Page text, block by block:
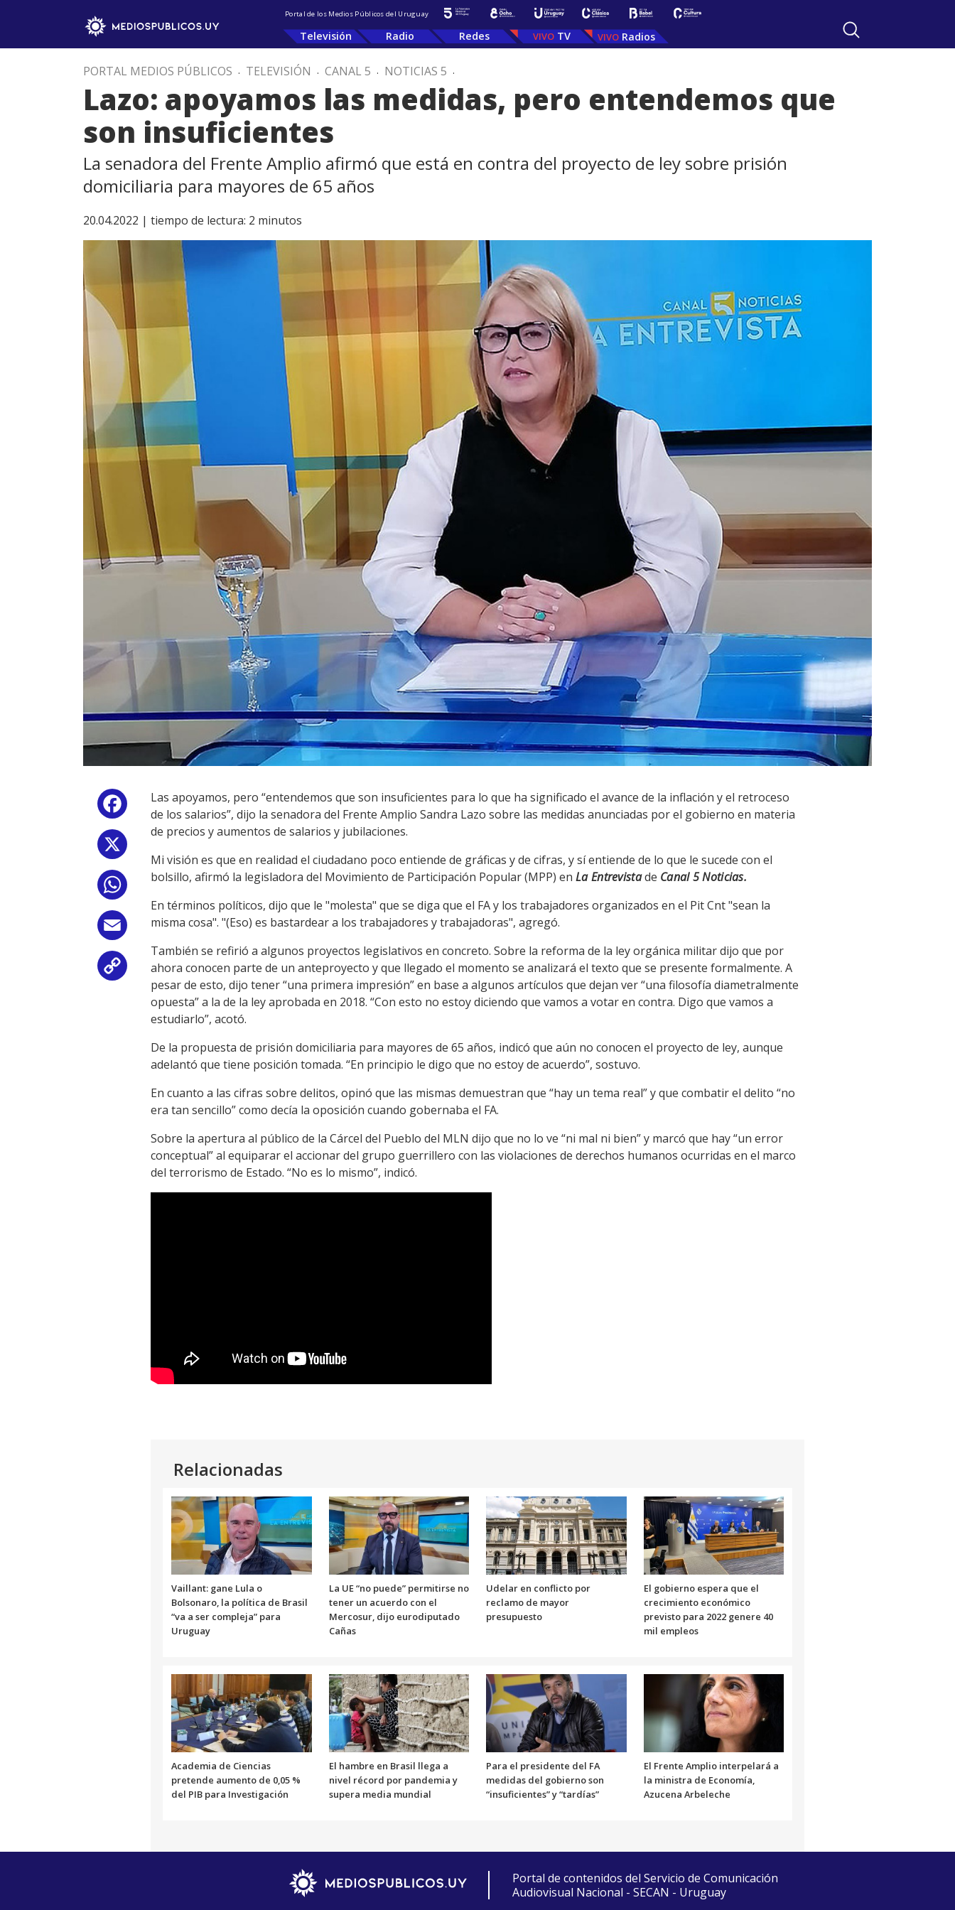
Portal de los Medios Públicos del Uruguay
Televisión Radio Redes TV Radios
PORTAL MEDIOS PÚBLICOS . TELEVISIÓN . CANAL 5 . NOTICIAS 5 .
Lazo: apoyamos las medidas, pero entendemos que
son insuficientes
La senadora del Frente Amplio afirmó que está en contra del proyecto de ley sobre prisión
domiciliaria para mayores de 65 años
20.04.2022 | tiempo de lectura: 2 minutos
Facebook
Email
Copy
Link
Las apoyamos, pero “entendemos que son insuficientes para lo que ha significado el avance de la inflación y el retroceso
de los salarios”, dijo la senadora del Frente Amplio Sandra Lazo sobre las medidas anunciadas por el gobierno en materia
de precios y aumentos de salarios y jubilaciones.
Mi visión es que en realidad el ciudadano poco entiende de gráficas y de cifras, y sí entiende de lo que le sucede con el
bolsillo, afirmó la legisladora del Movimiento de Participación Popular (MPP) en La Entrevistade Canal 5Noticias.
En términos políticos, dijo que le "molesta" que se diga que el FA y los trabajadores organizados en el Pit Cnt "sean la
misma cosa". "(Eso) es bastardear a los trabajadores y trabajadoras", agregó.
También se refirió a algunos proyectos legislativos en concreto. Sobre la reforma de la ley orgánica militar dijo que por
ahora conocen parte de un anteproyecto y que llegado el momento se analizará el texto que se presente formalmente. A
pesar de esto, dijo tener “una primera impresión” en base a algunos artículos que dejan ver “una filosofía diametralmente
opuesta” a la de la ley aprobada en 2018. “Con esto no estoy diciendo que vamos a votar en contra. Digo que vamos a
estudiarlo”, acotó.
De la propuesta de prisión domiciliaria para mayores de 65 años, indicó que aún no conocen el proyecto de ley, aunque
adelantó que tiene posición tomada. “En principio le digo que no estoy de acuerdo”, sostuvo.
En cuanto a las cifras sobre delitos, opinó que las mismas demuestran que “hay un tema real” y que combatir el delito “no
era tan sencillo” como decía la oposición cuando gobernaba el FA.
Sobre la apertura al público de la Cárcel del Pueblo del MLN dijo que no lo ve “ni mal ni bien” y marcó que hay “un error
conceptual” al equiparar el accionar del grupo guerrillero con las violaciones de derechos humanos ocurridas en el marco
del terrorismo de Estado. “No es lo mismo”, indicó.
Relacionadas
Vaillant: gane Lula o
Bolsonaro, la política de Brasil
“va a ser compleja” para
Uruguay
La UE “no puede” permitirse no
tener un acuerdo con el
Mercosur, dijo eurodiputado
Cañas
Udelar en conflicto por
reclamo de mayor
presupuesto
El gobierno espera que el
crecimiento económico
previsto para 2022 genere 40
mil empleos
Academia de Ciencias
pretende aumento de 0,05 %
del PIB para Investigación
El hambre en Brasil llega a
nivel récord por pandemia y
supera media mundial
Para el presidente del FA
medidas del gobierno son
“insuficientes” y “tardías”
El Frente Amplio interpelará a
la ministra de Economía,
Azucena Arbeleche
Portal de contenidos del Servicio de Comunicación
Audiovisual Nacional - SECAN - Uruguay